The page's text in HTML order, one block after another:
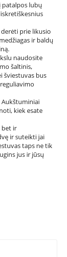
patalpos lubų
prie likusio
ir baldų
naudosite
šaltinis,
šviestuvas bus
Aukštuminiai
kiek esate
bet ir
ir suteikti jai
taps ne tik
jus ir jūsų